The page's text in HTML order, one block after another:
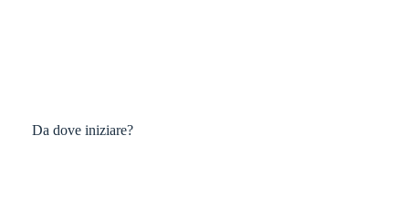
Da dove iniziare?